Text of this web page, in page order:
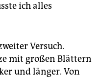
ich alles
Versuch.
mit großen Blättern
und länger. Von